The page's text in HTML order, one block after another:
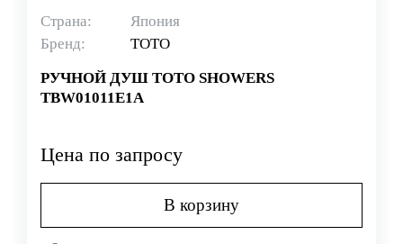
Страна:
Япония
Бренд:
TOTO
РУЧНОЙ ДУШ TOTO SHOWERS
TBW01011E1A
Цена по запросу
В корзину